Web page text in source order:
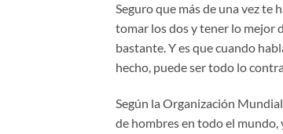
Seguro que más de una vez te
tomar los dos y tener lo mejor
bastante. Y es que cuando
hecho, puede ser todo lo
Según la Organización
de hombres en todo el mundo,